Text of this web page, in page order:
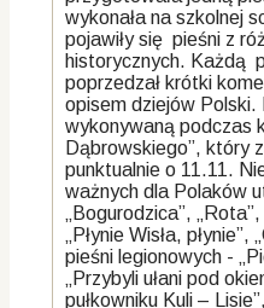
wykonała na szkolnej
pojawiły się pieśni z
historycznych. Każdą
poprzedzał krótki
opisem dziejów Polski.
wykonywaną podczas
Dąbrowskiego”, który
punktualnie o 11.11.
ważnych dla Polaków
„Bogurodzica”,
„Płynie Wisła,
pieśni legionowych -
„Przybyli ułani pod
pułkowniku Kuli –